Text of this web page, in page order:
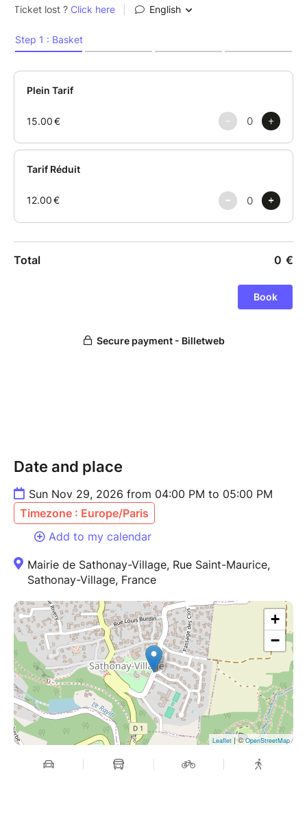
âge !”
Tarif : 15 € / 12 €
Date and place
Sun Nov 29, 2026 from 04:00 PM to 05:00 PM
Timezone : Europe/Paris
Add to my calendar
Mairie de Sathonay-Village, Rue Saint-Maurice,
Sathonay-Village, France
+
−
Leaflet| ©OpenStreetMap